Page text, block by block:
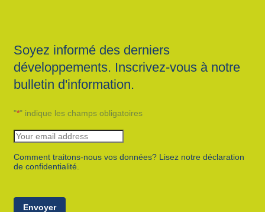
Soyez informé des derniers
développements. Inscrivez-vous à notre
bulletin d'information.
"*" indique les champs obligatoires
Comment traitons-nous vos données? Lisez notre déclaration
de confidentialité.
Envoyer